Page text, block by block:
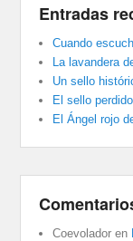
Entradas
Cuando
La lavandera
Un sello
El sello
El Ángel rojo
Coevolador en